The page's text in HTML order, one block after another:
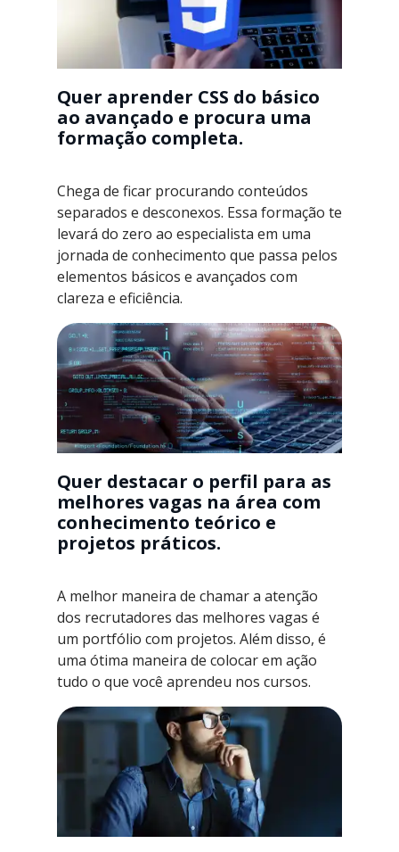
Quer aprender CSS do básico
ao avançado e procura uma
formação completa.
Chega de ficar procurando conteúdos
separados e desconexos. Essa formação te
levará do zero ao especialista em uma
jornada de conhecimento que passa pelos
elementos básicos e avançados com
clareza e eficiência.
Quer destacar o perfil para as
melhores vagas na área com
conhecimento teórico e
projetos práticos.
A melhor maneira de chamar a atenção
dos recrutadores das melhores vagas é
um portfólio com projetos. Além disso, é
uma ótima maneira de colocar em ação
tudo o que você aprendeu nos cursos.